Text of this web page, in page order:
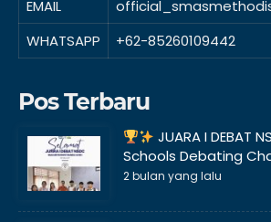
EMAIL
WHATSAPP
+62-85260109442
Pos Terbaru
JUARA I DEBAT
Schools Debating
2 bulan yang lalu